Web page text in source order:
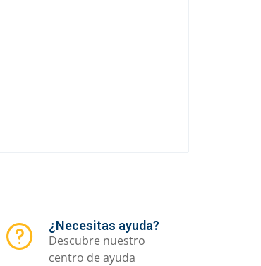
¿Necesitas ayuda?
Descubre nuestro
centro de ayuda